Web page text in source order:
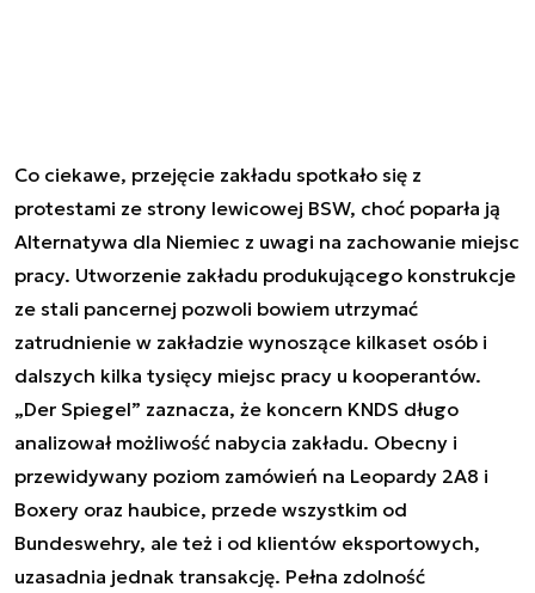
Co ciekawe, przejęcie zakładu spotkało się z
protestami ze strony lewicowej BSW, choć poparła ją
Alternatywa dla Niemiec z uwagi na zachowanie miejsc
pracy. Utworzenie zakładu produkującego konstrukcje
ze stali pancernej pozwoli bowiem utrzymać
zatrudnienie w zakładzie wynoszące kilkaset osób i
dalszych kilka tysięcy miejsc pracy u kooperantów.
„Der Spiegel” zaznacza, że koncern KNDS długo
analizował możliwość nabycia zakładu. Obecny i
przewidywany poziom zamówień na Leopardy 2A8 i
Boxery oraz haubice, przede wszystkim od
Bundeswehry, ale też i od klientów eksportowych,
uzasadnia jednak transakcję. Pełna zdolność